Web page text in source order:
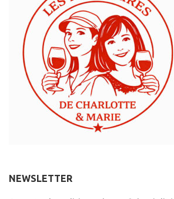
NEWSLETTER